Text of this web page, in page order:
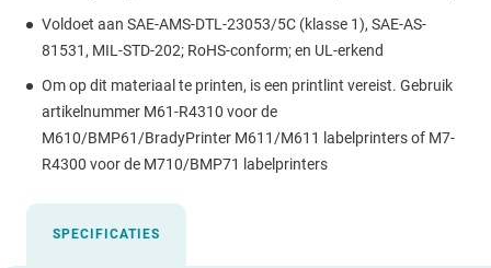
Voldoet aan SAE-AMS-DTL-23053/5C (klasse 1), SAE-AS-
81531, MIL-STD-202; RoHS-conform; en UL-erkend
Om op dit materiaal te printen, is een printlint vereist. Gebruik
artikelnummer M61-R4310 voor de
M610/BMP61/BradyPrinter M611/M611 labelprinters of M7-
R4300 voor de M710/BMP71 labelprinters
SPECIFICATIES